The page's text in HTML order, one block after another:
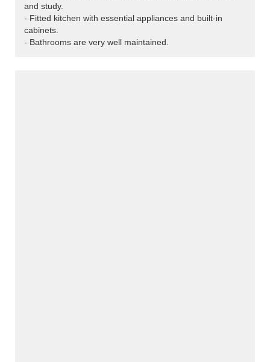
and study.
- Fitted kitchen with essential appliances and built-in
cabinets.
- Bathrooms are very well maintained.